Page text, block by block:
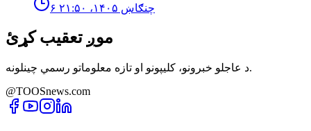
۶ چنګاښ ۱۴۰۵، ۲۱:۵۰
موږ تعقیب کړئ
د عاجلو خبرونو، کلیپونو او تازه معلوماتو رسمي چینلونه.
@TOOSnews.com